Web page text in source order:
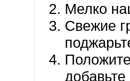
Мелко
Свежие